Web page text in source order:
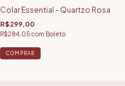
Colar Essential - Quartzo Rosa
R$299,00
R$284,05 com Boleto
COMPRAR